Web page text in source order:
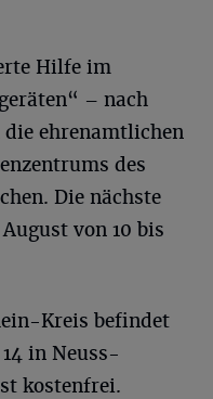
Hilfe im
– nach
ehrenamtlichen
des
Die nächste
von 10 bis
Kreis befindet
in Neuss-
kostenfrei.